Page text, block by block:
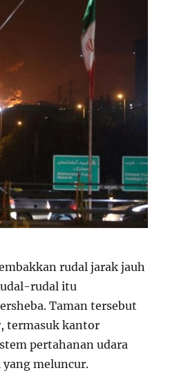
rudal jarak jauh
rudal itu
Taman tersebut
termasuk kantor
pertahanan udara
meluncur.